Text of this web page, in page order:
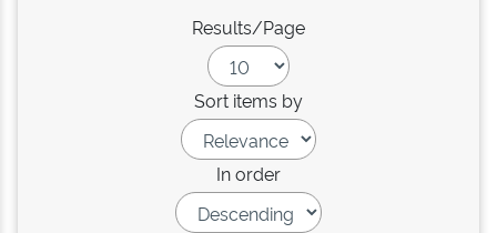
Results/Page
Sort items by
In order